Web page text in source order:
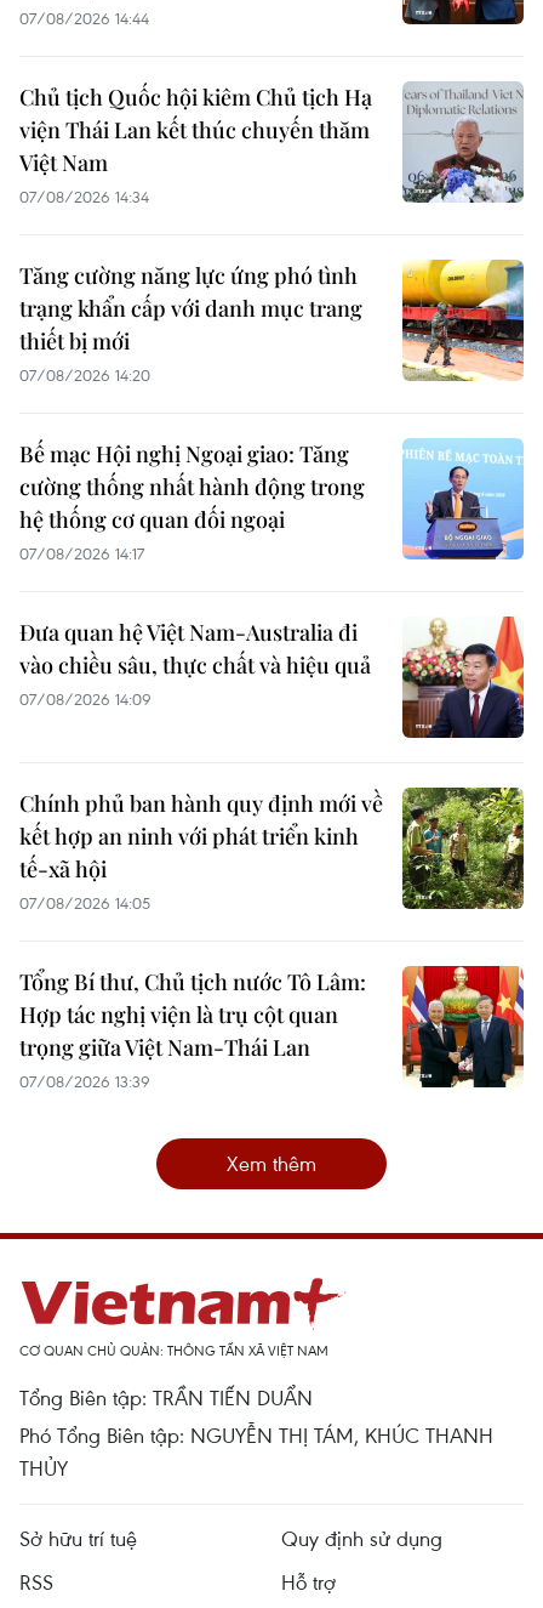
07/08/2026 14:44
Chủ tịch Quốc hội kiêm Chủ tịch Hạ
viện Thái Lan kết thúc chuyến thăm
Việt Nam
07/08/2026 14:34
Tăng cường năng lực ứng phó tình
trạng khẩn cấp với danh mục trang
thiết bị mới
07/08/2026 14:20
Bế mạc Hội nghị Ngoại giao: Tăng
cường thống nhất hành động trong
hệ thống cơ quan đối ngoại
07/08/2026 14:17
Đưa quan hệ Việt Nam-Australia đi
vào chiều sâu, thực chất và hiệu quả
07/08/2026 14:09
Chính phủ ban hành quy định mới về
kết hợp an ninh với phát triển kinh
tế-xã hội
07/08/2026 14:05
Tổng Bí thư, Chủ tịch nước Tô Lâm:
Hợp tác nghị viện là trụ cột quan
trọng giữa Việt Nam-Thái Lan
07/08/2026 13:39
Xem thêm
CƠ QUAN CHỦ QUẢN: THÔNG TẤN XÃ VIỆT NAM
Tổng Biên tập: TRẦN TIẾN DUẨN
Phó Tổng Biên tập: NGUYỄN THỊ TÁM, KHÚC THANH
THỦY
Sở hữu trí tuệ
Quy định sử dụng
RSS
Hỗ trợ